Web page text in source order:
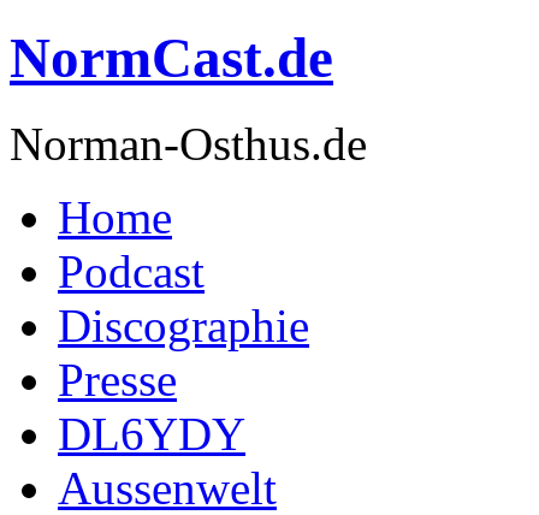
NormCast.de
Norman-Osthus.de
Home
Podcast
Discographie
Presse
DL6YDY
Aussenwelt